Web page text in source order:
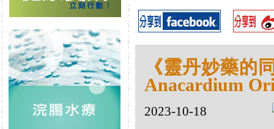
《靈丹妙藥的
Anacardium
2023-10-18